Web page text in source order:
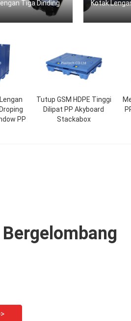
Tiga Dinding Kotak
PP
Tutup GSM HDPE Tinggi
Dilipat PP Akyboard
Stackabox